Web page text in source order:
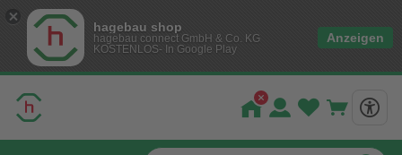
hagebau shop
hagebau connect GmbH & Co. KG
KOSTENLOS- In Google Play
Anzeigen